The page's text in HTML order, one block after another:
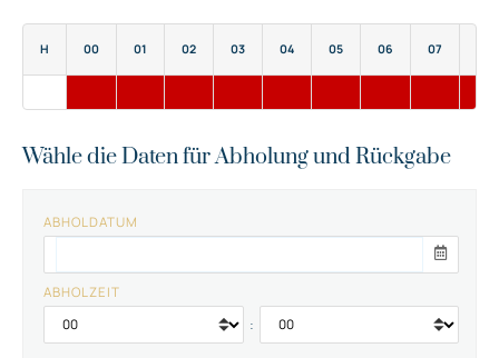
H 00 01 02 03 04 05 06 07
Wähle die Daten für Abholung und Rückgabe
ABHOLDATUM
ABHOLZEIT
: